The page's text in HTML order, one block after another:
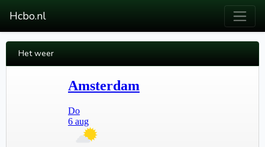
Hcbo.nl
Het weer